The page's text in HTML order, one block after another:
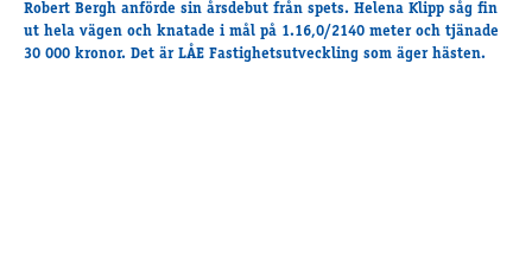
Kursutbud och Aktiviteter
Ungdoms­stipendium
Robert Bergh anförde sin årsdebut från spets. Helena Klipp såg fin
ut hela vägen och knatade i mål på 1.16,0/2140 meter och tjänade
30 000 kronor. Det är LÅE Fastighetsutveckling som äger hästen.